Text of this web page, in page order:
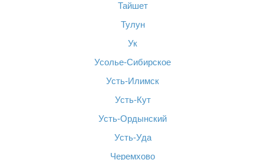
Тайшет
Тулун
Ук
Усолье-Сибирское
Усть-Илимск
Усть-Кут
Усть-Ордынский
Усть-Уда
Черемхово